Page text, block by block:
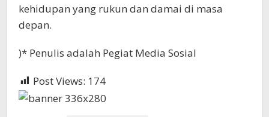
kehidupan yang rukun dan damai di masa
depan.
)* Penulis adalah Pegiat Media Sosial
Post Views: 174